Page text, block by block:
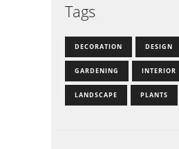
Tags
DECORATION DESIGN
GARDENING INTERIOR
LANDSCAPE PLANTS